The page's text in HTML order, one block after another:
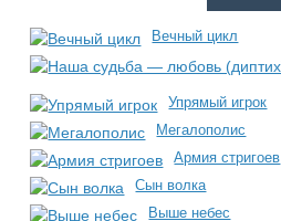
Вечный цикл
Упрямый игрок
Мегалополис
Армия стригоев
Сын волка
Выше небес